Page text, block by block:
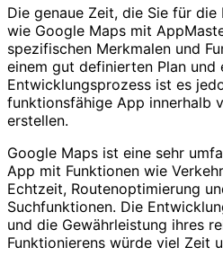
Die genaue Zeit, die Sie für
wie Google Maps mit
spezifischen Merkmalen und
einem gut definierten Plan und
Entwicklungsprozess ist es
funktionsfähige App innerhalb
erstellen.
Google Maps ist eine sehr
App mit Funktionen wie
Echtzeit, Routenoptimierung
Suchfunktionen. Die
und die Gewährleistung ihres
Funktionierens würde viel Zeit